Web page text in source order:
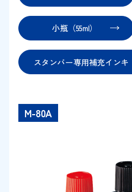
小瓶（55ml）
スタンパー専用補充インキ
M-80A